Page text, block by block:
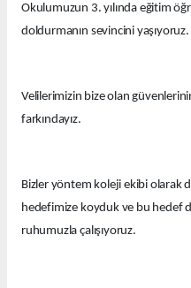
Okulumuzun 3. yılında eğitim
doldurmanın sevincini yaşıyoruz.
Velilerimizin bize olan
farkındayız.
Bizler yöntem koleji ekibi olarak
hedefimize koyduk ve bu hedef
ruhumuzla çalışıyoruz.